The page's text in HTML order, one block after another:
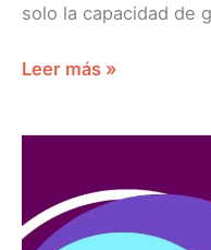
solo la capacidad de
Leer más »
AQUÍ
NO